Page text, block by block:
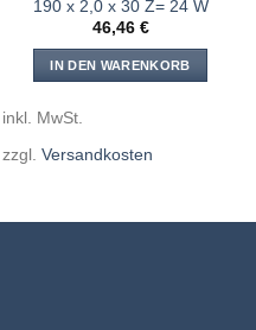
190 x 2,0 x 30 Z= 24 W
46,46 €
IN DEN WARENKORB
inkl. MwSt.
zzgl. Versandkosten